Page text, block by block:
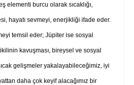
elementi burcu olarak sıcaklığı,
hayatı sevmeyi, enerjikliği ifade eder.
temsil eder; Jüpiter ise sosyal
kavuşması, bireysel ve sosyal
gelişmeler yakalayabileceğimiz, iyi
daha çok keyif alacağımız bir